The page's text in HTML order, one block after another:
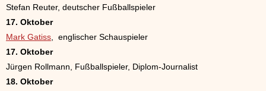
Stefan Reuter, deutscher Fußballspieler
17. Oktober
Mark Gatiss , englischer Schauspieler
17. Oktober
Jürgen Rollmann, Fußballspieler, Diplom-Journalist
18. Oktober